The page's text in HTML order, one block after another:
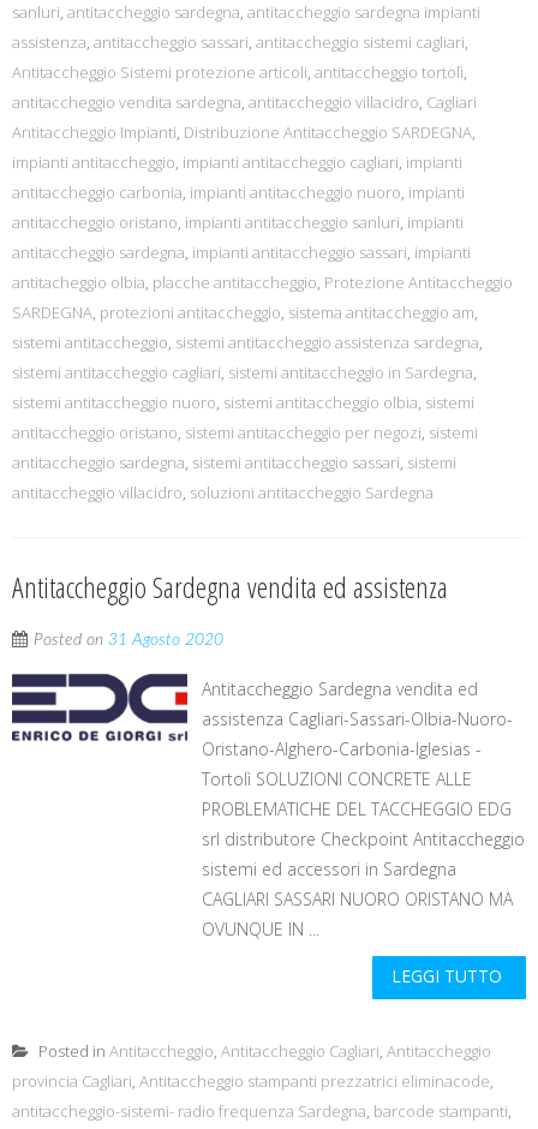
sanluri, antitaccheggio sardegna, antitaccheggio sardegna impianti
assistenza, antitaccheggio sassari, antitaccheggio sistemi cagliari,
Antitaccheggio Sistemi protezione articoli, antitaccheggio tortolì,
antitaccheggio vendita sardegna, antitaccheggio villacidro, Cagliari
Antitaccheggio Impianti, Distribuzione Antitaccheggio SARDEGNA,
impianti antitaccheggio, impianti antitaccheggio cagliari, impianti
antitaccheggio carbonia, impianti antitaccheggio nuoro, impianti
antitaccheggio oristano, impianti antitaccheggio sanluri, impianti
antitaccheggio sardegna, impianti antitaccheggio sassari, impianti
antitacheggio olbia, placche antitaccheggio, Protezione Antitaccheggio
SARDEGNA, protezioni antitaccheggio, sistema antitaccheggio am,
sistemi antitaccheggio, sistemi antitaccheggio assistenza sardegna,
sistemi antitaccheggio cagliari, sistemi antitaccheggio in Sardegna,
sistemi antitaccheggio nuoro, sistemi antitaccheggio olbia, sistemi
antitaccheggio oristano, sistemi antitaccheggio per negozi, sistemi
antitaccheggio sardegna, sistemi antitaccheggio sassari, sistemi
antitaccheggio villacidro, soluzioni antitaccheggio Sardegna
Antitaccheggio Sardegna vendita ed assistenza
Posted on 31 Agosto 2020
Antitaccheggio Sardegna vendita ed
assistenza Cagliari-Sassari-Olbia-Nuoro-
Oristano-Alghero-Carbonia-Iglesias -
Tortolì SOLUZIONI CONCRETE ALLE
PROBLEMATICHE DEL TACCHEGGIO EDG
srl distributore Checkpoint Antitaccheggio
sistemi ed accessori in Sardegna
CAGLIARI SASSARI NUORO ORISTANO MA
OVUNQUE IN ...
LEGGI TUTTO
Posted in Antitaccheggio, Antitaccheggio Cagliari, Antitaccheggio
provincia Cagliari, Antitaccheggio stampanti prezzatrici eliminacode,
antitaccheggio-sistemi- radio frequenza Sardegna, barcode stampanti,